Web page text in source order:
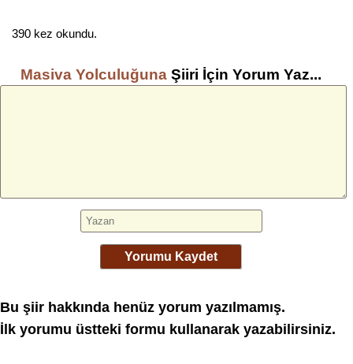
390 kez okundu.
Masiva Yolculuğuna Şiiri İçin Yorum Yaz...
Yorumu Kaydet
Bu şiir hakkında henüz yorum yazılmamış.
İlk yorumu üstteki formu kullanarak yazabilirsiniz.